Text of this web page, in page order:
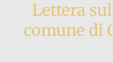
Professione
Lettera
comune di